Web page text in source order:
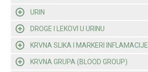
URIN
DROGE I LEKOVI U URINU
KRVNA SLIKA I MARKERI INFLAMACIJE
KRVNA GRUPA (BLOOD GROUP)